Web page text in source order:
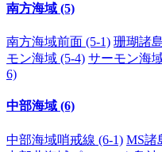
南方海域 (5)
南方海域前面 (5-1) 珊瑚諸
モン海域 (5-4) サーモン海
6)
中部海域 (6)
中部海域哨戒線 (6-1) MS諸